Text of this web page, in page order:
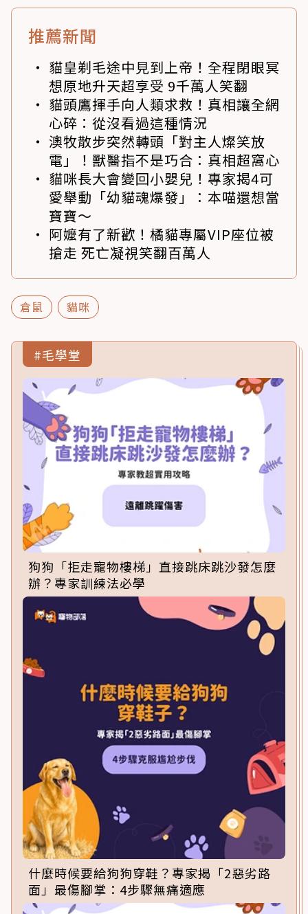
推薦新聞
貓皇剃毛途中見到上帝！全程閉眼冥
想原地升天超享受 9千萬人笑翻
貓頭鷹揮手向人類求救！真相讓全網
心碎：從沒看過這種情況
澳牧散步突然轉頭「對主人燦笑放
電」！獸醫指不是巧合：真相超窩心
貓咪長大會變回小嬰兒！專家揭4可
愛舉動「幼貓魂爆發」：本喵還想當
寶寶～
阿嬤有了新歡！橘貓專屬VIP座位被
搶走 死亡凝視笑翻百萬人
倉鼠 貓咪
#毛學堂
狗狗「拒走寵物樓梯」直接跳床跳沙發怎麼
辦？專家訓練法必學
什麼時候要給狗狗穿鞋？專家揭「2惡劣路
面」最傷腳掌：4步驟無痛適應